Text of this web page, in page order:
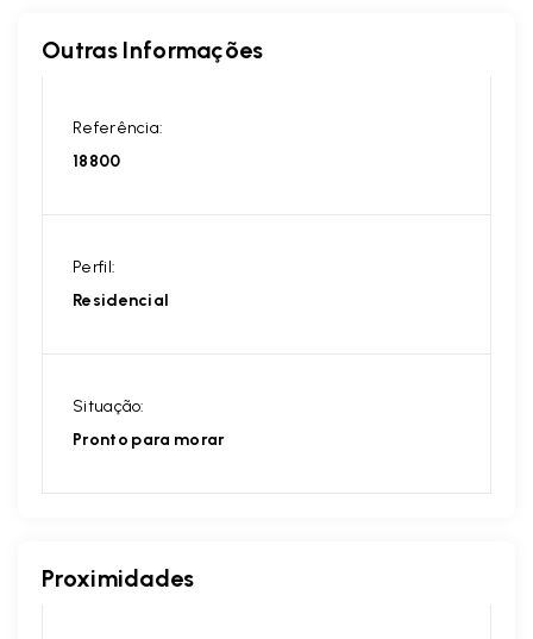
Outras Informações
Referência:
18800
Perfil:
Residencial
Situação:
Pronto para morar
Proximidades